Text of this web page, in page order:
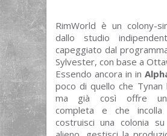
RimWorld è un colony-
dallo studio
capeggiato dal
Sylvester, con base a
Essendo ancora in in
poco di quello che
ma già così offre
completa e che incolla
costruisci una colonia